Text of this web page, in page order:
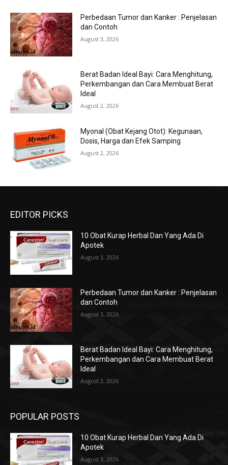
Perbedaan Tumor dan Kanker : Penjelasan
dan Contoh
August 3, 2026
Berat Badan Ideal Bayi: Cara Menghitung,
Perkembangan dan Cara Membuat Berat
Ideal
August 2, 2026
Myonal (Obat Kejang Otot): Kegunaan,
Dosis, Harga dan Efek Samping
August 2, 2026
EDITOR PICKS
10 Obat Kurap Herbal Dan Yang Ada Di
Apotek
August 3, 2026
Perbedaan Tumor dan Kanker : Penjelasan
dan Contoh
August 3, 2026
Berat Badan Ideal Bayi: Cara Menghitung,
Perkembangan dan Cara Membuat Berat
Ideal
August 2, 2026
POPULAR POSTS
10 Obat Kurap Herbal Dan Yang Ada Di
Apotek
August 3, 2026